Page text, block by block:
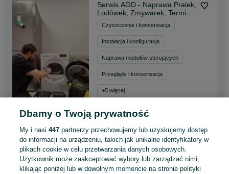
Serwis AGD - Naprawa Pralek,
Lodówek, Zmywarek, Terminy
Czyszczenie i konserwacja
Instalacja i konfiguracja
Naprawa modułów sterujących
Przeglądy i konserwacja
+5 więcej
Kędzierzyn-Koźle, Blachownia Śląska
Odświeżono dzisiaj o 07:45
Serwis AGD - Naprawa Pralek,
Lodówek, Zmywarek, Terminy
na Dziś!
Czyszczenie i konserwacja
Dbamy o Twoją prywatność
My i nasi447 partnerzy przechowujemy lub uzyskujemy dostęp
do informacji na urządzeniu, takich jak unikalne identyfikatory w
plikach cookie w celu przetwarzania danych osobowych.
Użytkownik może zaakceptować wybory lub zarządzać nimi,
klikając poniżej lub w dowolnym momencie na stronie polityki